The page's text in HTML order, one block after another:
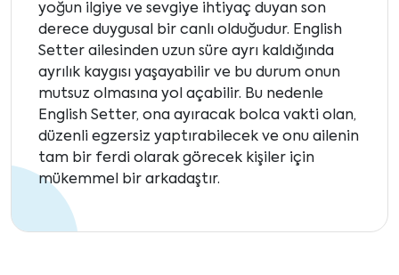
yoğun ilgiye ve sevgiye ihtiyaç duyan son
derece duygusal bir canlı olduğudur. English
Setter ailesinden uzun süre ayrı kaldığında
ayrılık kaygısı yaşayabilir ve bu durum onun
mutsuz olmasına yol açabilir. Bu nedenle
English Setter, ona ayıracak bolca vakti olan,
düzenli egzersiz yaptırabilecek ve onu ailenin
tam bir ferdi olarak görecek kişiler için
mükemmel bir arkadaştır.